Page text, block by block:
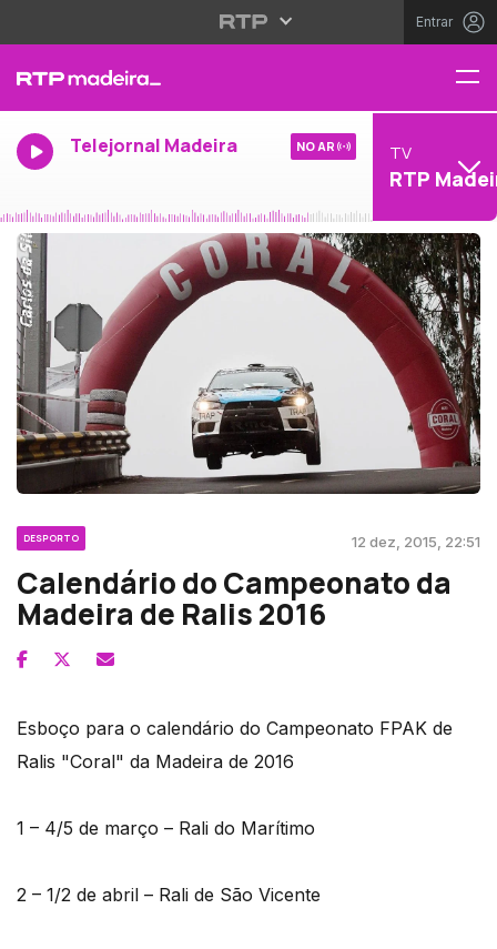
Entrar
Telejornal Madeira NO AR TV
RTP
DESPORTO 12 dez, 2015, 22:51
Calendário do Campeonato da
Madeira de Ralis 2016
Esboço para o calendário do Campeonato FPAK de
Ralis "Coral" da Madeira de 2016
1 – 4/5 de março – Rali do Marítimo
2 – 1/2 de abril – Rali de São Vicente